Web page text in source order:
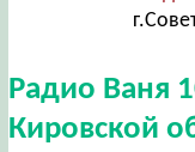
Радио Ваня
Кировской